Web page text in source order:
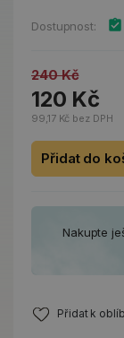
Dostupnost:
240 Kč
120 Kč
99,17 Kč bez DPH
Přidat do
Nakupte
Přidat k